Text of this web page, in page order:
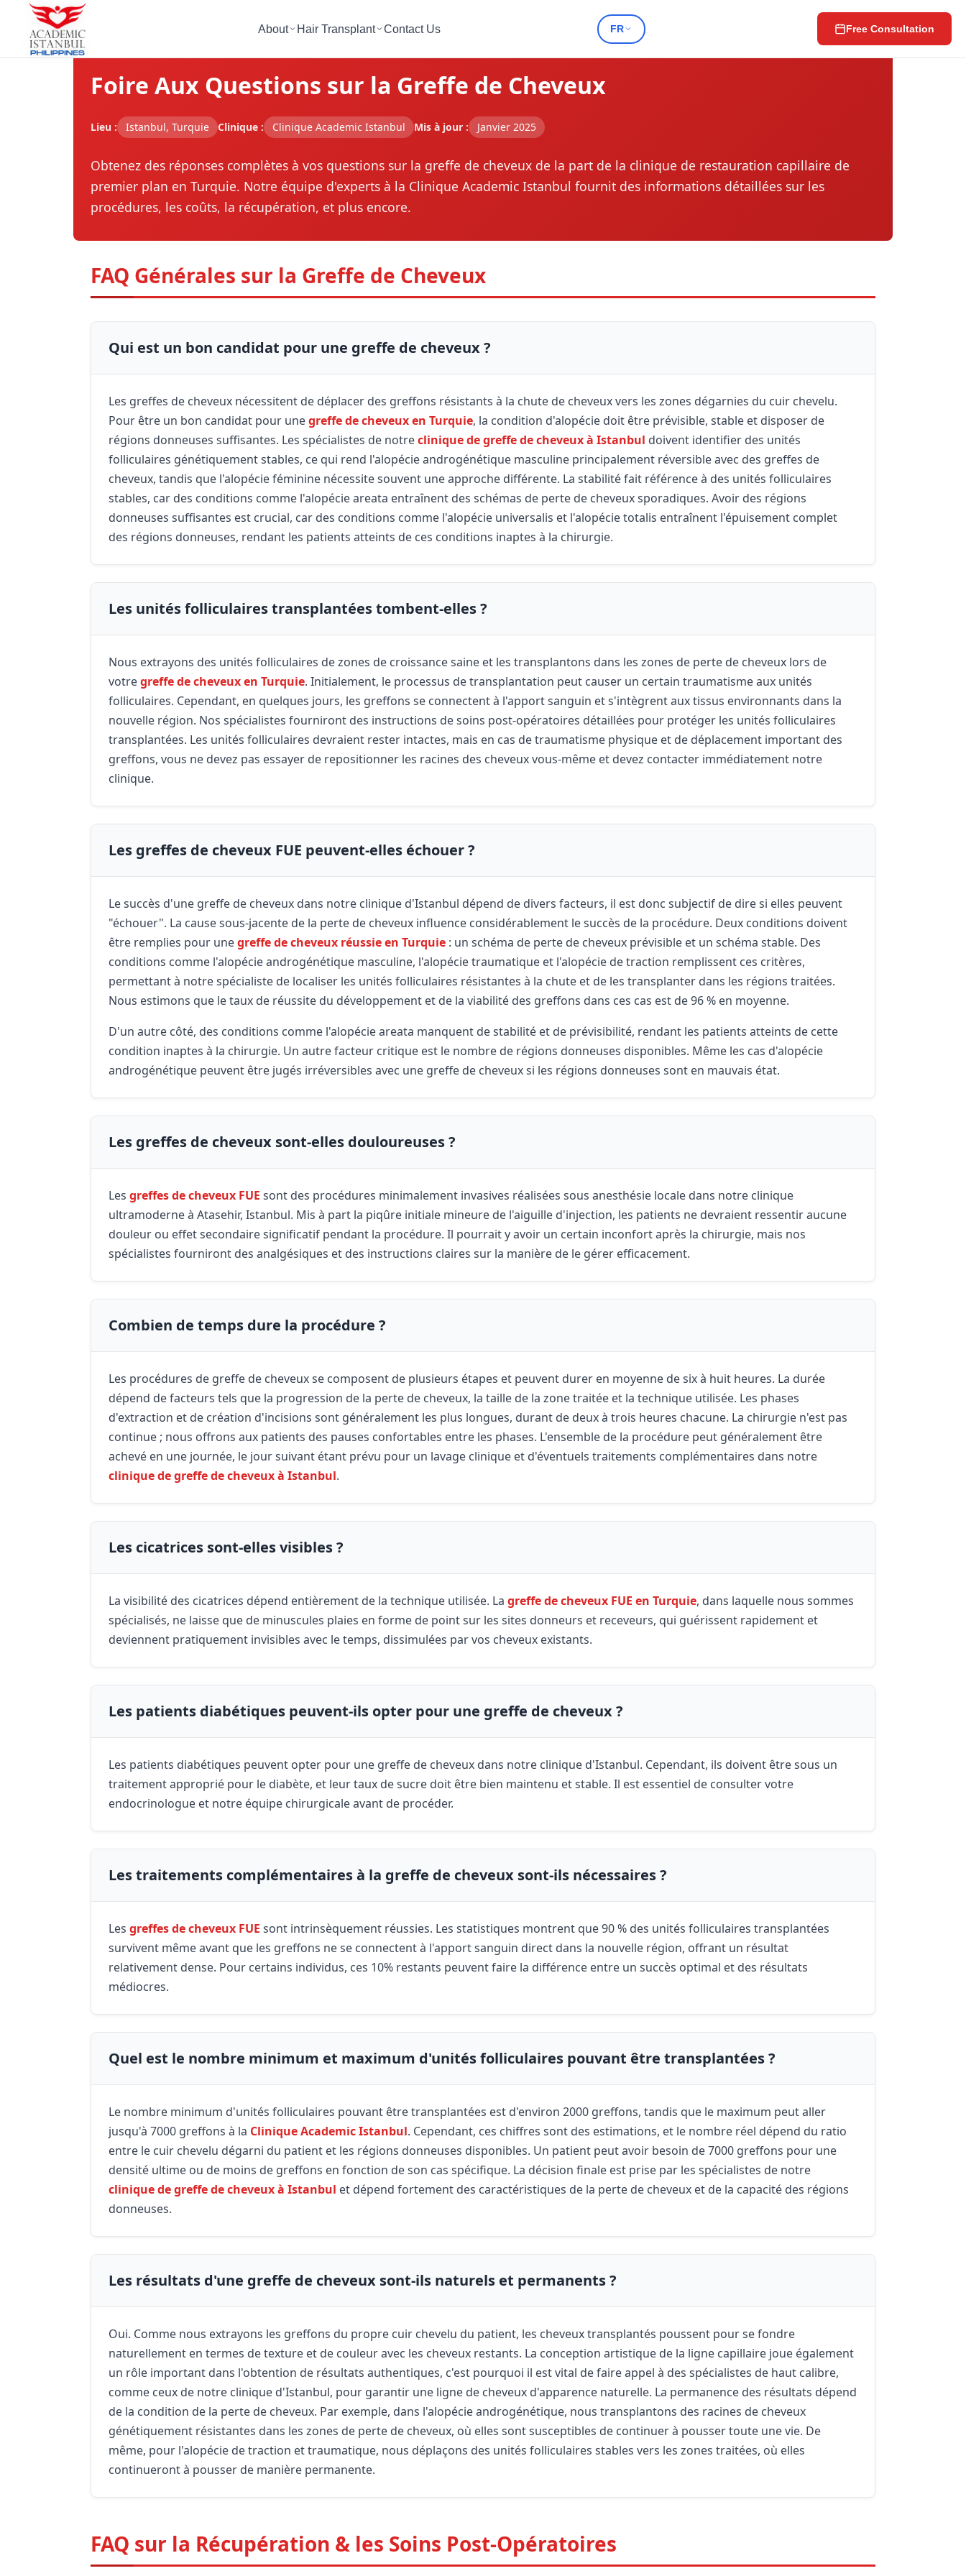
About Hair Transplant Contact Us FR Free Consultation
Foire Aux Questions sur la Greffe de Cheveux
Lieu : Istanbul, Turquie Clinique : Clinique Academic Istanbul Mis à jour : Janvier 2025
Obtenez des réponses complètes à vos questions sur la greffe de cheveux de la part de la clinique de restauration capillaire de
premier plan en Turquie. Notre équipe d'experts à la Clinique Academic Istanbul fournit des informations détaillées sur les
procédures, les coûts, la récupération, et plus encore.
FAQ Générales sur la Greffe de Cheveux
Qui est un bon candidat pour une greffe de cheveux ?
Les greffes de cheveux nécessitent de déplacer des greffons résistants à la chute de cheveux vers les zones dégarnies du cuir chevelu.
Pour être un bon candidat pour unegreffe de cheveux en Turquie, la condition d'alopécie doit être prévisible, stable et disposer de
régions donneuses suffisantes. Les spécialistes de notreclinique de greffe de cheveux à Istanbul doivent identifier des unités
folliculaires génétiquement stables, ce qui rend l'alopécie androgénétique masculine principalement réversible avec des greffes de
cheveux, tandis que l'alopécie féminine nécessite souvent une approche différente. La stabilité fait référence à des unités folliculaires
stables, car des conditions comme l'alopécie areata entraînent des schémas de perte de cheveux sporadiques. Avoir des régions
donneuses suffisantes est crucial, car des conditions comme l'alopécie universalis et l'alopécie totalis entraînent l'épuisement complet
des régions donneuses, rendant les patients atteints de ces conditions inaptes à la chirurgie.
Les unités folliculaires transplantées tombent-elles ?
Nous extrayons des unités folliculaires de zones de croissance saine et les transplantons dans les zones de perte de cheveux lors de
votregreffe de cheveux en Turquie. Initialement, le processus de transplantation peut causer un certain traumatisme aux unités
folliculaires. Cependant, en quelques jours, les greffons se connectent à l'apport sanguin et s'intègrent aux tissus environnants dans la
nouvelle région. Nos spécialistes fourniront des instructions de soins post-opératoires détaillées pour protéger les unités folliculaires
transplantées. Les unités folliculaires devraient rester intactes, mais en cas de traumatisme physique et de déplacement important des
greffons, vous ne devez pas essayer de repositionner les racines des cheveux vous-même et devez contacter immédiatement notre
clinique.
Les greffes de cheveux FUE peuvent-elles échouer ?
Le succès d'une greffe de cheveux dans notre clinique d'Istanbul dépend de divers facteurs, il est donc subjectif de dire si elles peuvent
"échouer". La cause sous-jacente de la perte de cheveux influence considérablement le succès de la procédure. Deux conditions doivent
être remplies pour unegreffe de cheveux réussie en Turquie : un schéma de perte de cheveux prévisible et un schéma stable. Des
conditions comme l'alopécie androgénétique masculine, l'alopécie traumatique et l'alopécie de traction remplissent ces critères,
permettant à notre spécialiste de localiser les unités folliculaires résistantes à la chute et de les transplanter dans les régions traitées.
Nous estimons que le taux de réussite du développement et de la viabilité des greffons dans ces cas est de 96 % en moyenne.
D'un autre côté, des conditions comme l'alopécie areata manquent de stabilité et de prévisibilité, rendant les patients atteints de cette
condition inaptes à la chirurgie. Un autre facteur critique est le nombre de régions donneuses disponibles. Même les cas d'alopécie
androgénétique peuvent être jugés irréversibles avec une greffe de cheveux si les régions donneuses sont en mauvais état.
Les greffes de cheveux sont-elles douloureuses ?
Les greffes de cheveux FUE sont des procédures minimalement invasives réalisées sous anesthésie locale dans notre clinique
ultramoderne à Atasehir, Istanbul. Mis à part la piqûre initiale mineure de l'aiguille d'injection, les patients ne devraient ressentir aucune
douleur ou effet secondaire significatif pendant la procédure. Il pourrait y avoir un certain inconfort après la chirurgie, mais nos
spécialistes fourniront des analgésiques et des instructions claires sur la manière de le gérer efficacement.
Combien de temps dure la procédure ?
Les procédures de greffe de cheveux se composent de plusieurs étapes et peuvent durer en moyenne de six à huit heures. La durée
dépend de facteurs tels que la progression de la perte de cheveux, la taille de la zone traitée et la technique utilisée. Les phases
d'extraction et de création d'incisions sont généralement les plus longues, durant de deux à trois heures chacune. La chirurgie n'est pas
continue ; nous offrons aux patients des pauses confortables entre les phases. L'ensemble de la procédure peut généralement être
achevé en une journée, le jour suivant étant prévu pour un lavage clinique et d'éventuels traitements complémentaires dans notre
clinique de greffe de cheveux à Istanbul.
Les cicatrices sont-elles visibles ?
La visibilité des cicatrices dépend entièrement de la technique utilisée. La greffe de cheveux FUE en Turquie, dans laquelle nous sommes
spécialisés, ne laisse que de minuscules plaies en forme de point sur les sites donneurs et receveurs, qui guérissent rapidement et
deviennent pratiquement invisibles avec le temps, dissimulées par vos cheveux existants.
Les patients diabétiques peuvent-ils opter pour une greffe de cheveux ?
Les patients diabétiques peuvent opter pour une greffe de cheveux dans notre clinique d'Istanbul. Cependant, ils doivent être sous un
traitement approprié pour le diabète, et leur taux de sucre doit être bien maintenu et stable. Il est essentiel de consulter votre
endocrinologue et notre équipe chirurgicale avant de procéder.
Les traitements complémentaires à la greffe de cheveux sont-ils nécessaires ?
Les greffes de cheveux FUE sont intrinsèquement réussies. Les statistiques montrent que 90 % des unités folliculaires transplantées
survivent même avant que les greffons ne se connectent à l'apport sanguin direct dans la nouvelle région, offrant un résultat
relativement dense. Pour certains individus, ces 10% restants peuvent faire la différence entre un succès optimal et des résultats
médiocres.
Quel est le nombre minimum et maximum d'unités folliculaires pouvant être transplantées ?
Le nombre minimum d'unités folliculaires pouvant être transplantées est d'environ 2000 greffons, tandis que le maximum peut aller
jusqu'à 7000 greffons à la Clinique Academic Istanbul. Cependant, ces chiffres sont des estimations, et le nombre réel dépend du ratio
entre le cuir chevelu dégarni du patient et les régions donneuses disponibles. Un patient peut avoir besoin de 7000 greffons pour une
densité ultime ou de moins de greffons en fonction de son cas spécifique. La décision finale est prise par les spécialistes de notre
clinique de greffe de cheveux à Istanbul et dépend fortement des caractéristiques de la perte de cheveux et de la capacité des régions
donneuses.
Les résultats d'une greffe de cheveux sont-ils naturels et permanents ?
Oui. Comme nous extrayons les greffons du propre cuir chevelu du patient, les cheveux transplantés poussent pour se fondre
naturellement en termes de texture et de couleur avec les cheveux restants. La conception artistique de la ligne capillaire joue également
un rôle important dans l'obtention de résultats authentiques, c'est pourquoi il est vital de faire appel à des spécialistes de haut calibre,
comme ceux de notre clinique d'Istanbul, pour garantir une ligne de cheveux d'apparence naturelle. La permanence des résultats dépend
de la condition de la perte de cheveux. Par exemple, dans l'alopécie androgénétique, nous transplantons des racines de cheveux
génétiquement résistantes dans les zones de perte de cheveux, où elles sont susceptibles de continuer à pousser toute une vie. De
même, pour l'alopécie de traction et traumatique, nous déplaçons des unités folliculaires stables vers les zones traitées, où elles
continueront à pousser de manière permanente.
FAQ sur la Récupération & les Soins Post-Opératoires